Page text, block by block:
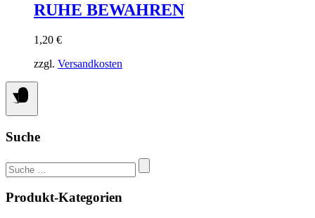
RUHE BEWAHREN
1,20 €
zzgl. Versandkosten
Suche
Suchen
nach:
Produkt-Kategorien